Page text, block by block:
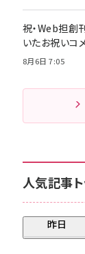
祝・Web担創
いたお祝いコ
8月6日 7:05
人気記事
昨日